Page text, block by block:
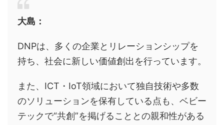
大島：
DNPは、多くの企業とリレーションシップを
持ち、社会に新しい価値創出を行っています。
また、ICT・IoT領域において独自技術や多数
のソリューションを保有している点も、ベビー
テックで“共創”を掲げることとの親和性がある